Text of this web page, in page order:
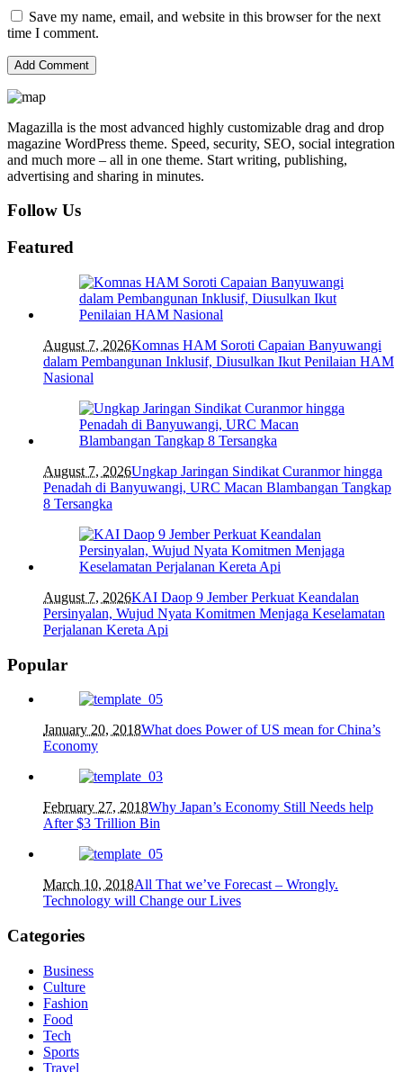
Save my name, email, and website in this browser for the next
time I comment.
Magazilla is the most advanced highly customizable drag and drop
magazine WordPress theme. Speed, security, SEO, social integration
and much more – all in one theme. Start writing, publishing,
advertising and sharing in minutes.
Follow Us
Featured
August 7, 2026Komnas HAM Soroti Capaian Banyuwangi
dalam Pembangunan Inklusif, Diusulkan Ikut Penilaian HAM
Nasional
August 7, 2026Ungkap Jaringan Sindikat Curanmor hingga
Penadah di Banyuwangi, URC Macan Blambangan Tangkap
8 Tersangka
August 7, 2026KAI Daop 9 Jember Perkuat Keandalan
Persinyalan, Wujud Nyata Komitmen Menjaga Keselamatan
Perjalanan Kereta Api
Popular
January 20, 2018What does Power of US mean for China’s
Economy
February 27, 2018Why Japan’s Economy Still Needs help
After $3 Trillion Bin
March 10, 2018All That we’ve Forecast – Wrongly.
Technology will Change our Lives
Categories
Business
Culture
Fashion
Food
Tech
Sports
Travel